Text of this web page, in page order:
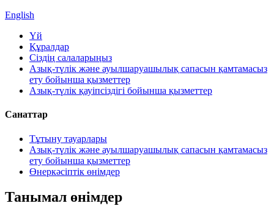
English
Үй
Құралдар
Сіздің салаларыңыз
Азық-түлік және ауылшаруашылық сапасын қамтамасыз
ету бойынша қызметтер
Азық-түлік қауіпсіздігі бойынша қызметтер
Санаттар
Тұтыну тауарлары
Азық-түлік және ауылшаруашылық сапасын қамтамасыз
ету бойынша қызметтер
Өнеркәсіптік өнімдер
Танымал өнімдер